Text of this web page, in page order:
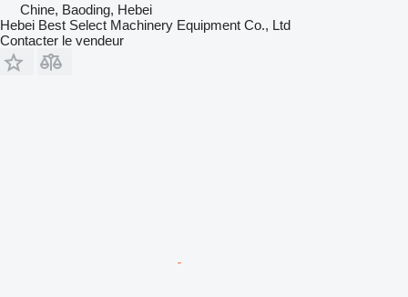
Chine, Baoding, Hebei
Hebei Best Select Machinery Equipment Co., Ltd
Contacter le vendeur